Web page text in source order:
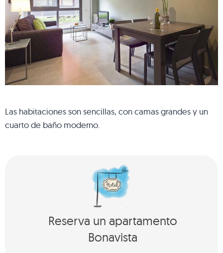
Las habitaciones son sencillas, con camas grandes y un
cuarto de baño moderno.
Reserva un apartamento
Bonavista